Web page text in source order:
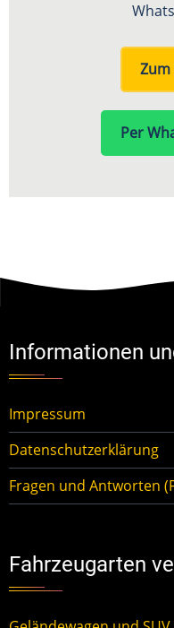
Per
Informationen
Impressum
Datenschutzerklärung
Fragen und Antworten
Fahrzeugarten